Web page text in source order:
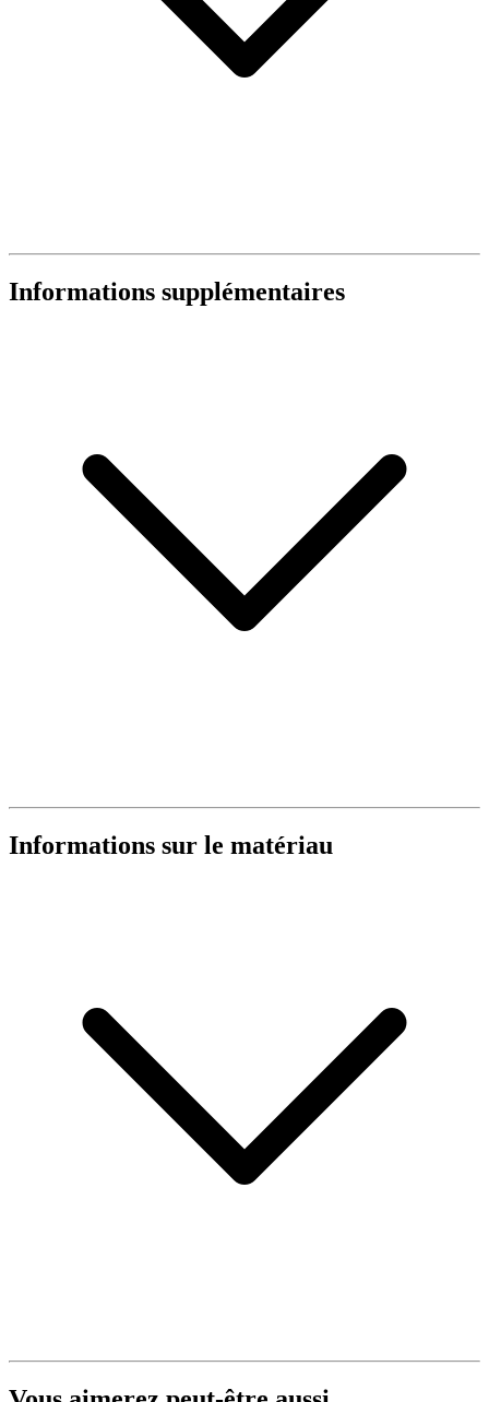
Informations supplémentaires
Informations sur le matériau